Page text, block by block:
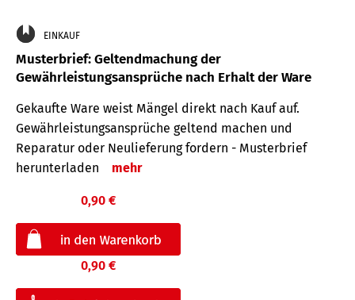
EINKAUF
Musterbrief: Geltendmachung der
Gewährleistungsansprüche nach Erhalt der Ware
Gekaufte Ware weist Mängel direkt nach Kauf auf.
Gewährleistungsansprüche geltend machen und
Reparatur oder Neulieferung fordern - Musterbrief
herunterladen
mehr
0,90 €
0,90 €